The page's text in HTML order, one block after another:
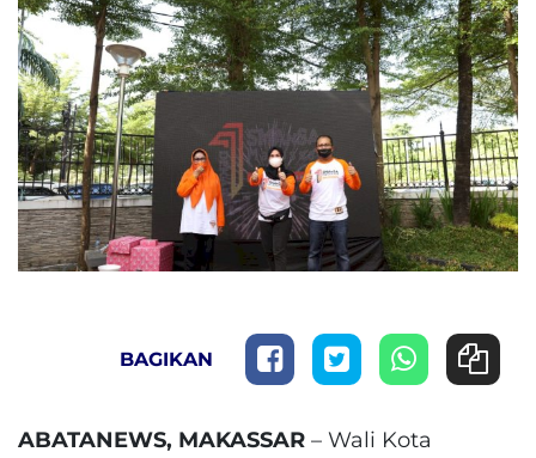
BAGIKAN
ABATANEWS, MAKASSAR – Wali Kota